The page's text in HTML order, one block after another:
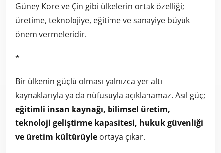
Güney Kore ve Çin gibi ülkelerin ortak özelliği;
üretime, teknolojiye, eğitime ve sanayiye büyük
önem vermeleridir.
*
Bir ülkenin güçlü olması yalnızca yer altı
kaynaklarıyla ya da nüfusuyla açıklanamaz. Asıl güç;
eğitimli insan kaynağı, bilimsel üretim,
teknoloji geliştirme kapasitesi, hukuk güvenliği
ve üretim kültürüyle ortaya çıkar.